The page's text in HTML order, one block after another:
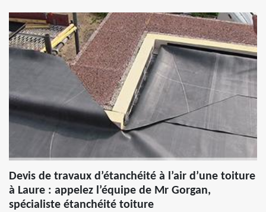
Devis de travaux d’étanchéité à l’air d’une toiture
à Laure : appelez l’équipe de Mr Gorgan,
spécialiste étanchéité toiture